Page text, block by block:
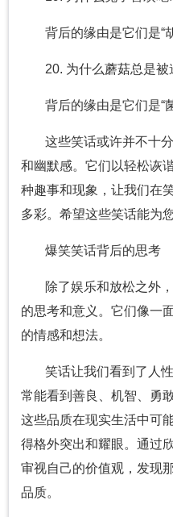
背后的缘由是它们是“
20. 为什么蘑菇总是被
背后的缘由是它们是“
这些笑话或许并不十
和幽默感。它们以轻松诙
种趣事和现象，让我们在
多彩。希望这些笑话能为
爆笑笑话背后的思考
除了娱乐和放松之外
的思考和意义。它们像一
的情感和想法。
笑话让我们看到了人
常能看到善良、机智、勇
这些品质在现实生活中可
得格外突出和耀眼。通过
审视自己的价值观，发现
品质。